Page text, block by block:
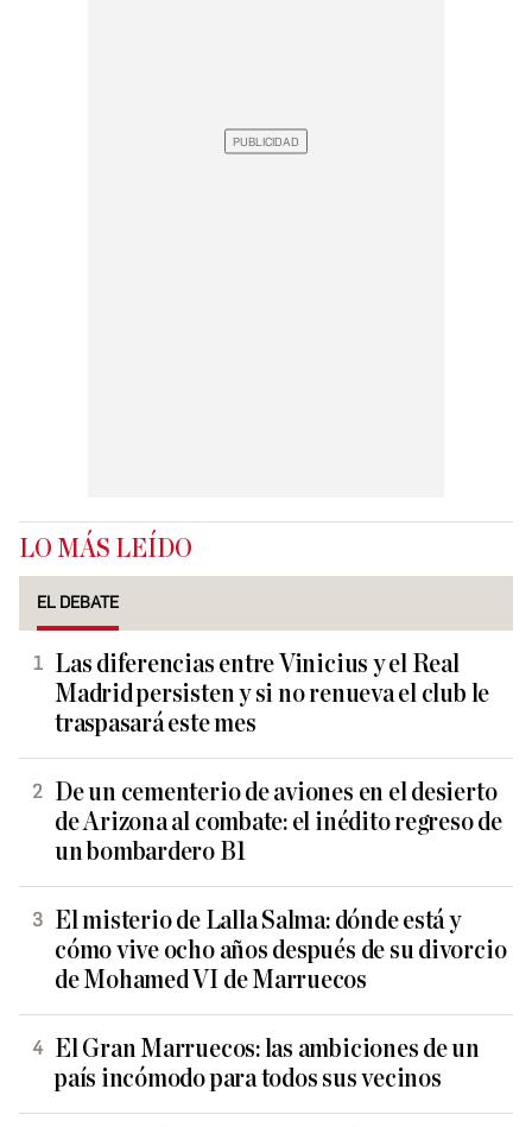
LO MÁS LEÍDO
EL DEBATE
Las diferencias entre Vinicius y el Real
Madrid persisten y si no renueva el club le
traspasará este mes
De un cementerio de aviones en el desierto
de Arizona al combate: el inédito regreso de
un bombardero B1
El misterio de Lalla Salma: dónde está y
cómo vive ocho años después de su divorcio
de Mohamed VI de Marruecos
El Gran Marruecos: las ambiciones de un
país incómodo para todos sus vecinos